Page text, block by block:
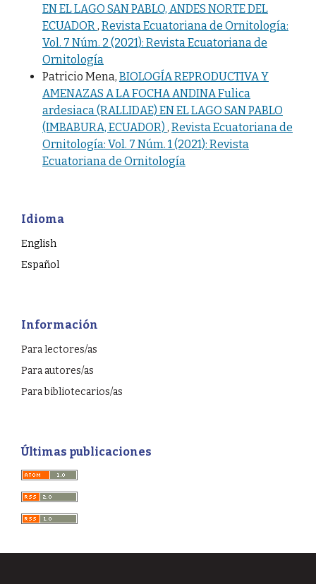
EN EL LAGO SAN PABLO, ANDES NORTE DEL
ECUADOR, Revista Ecuatoriana de Ornitología:
Vol. 7 Núm. 2 (2021): Revista Ecuatoriana de
Ornitología
Patricio Mena, BIOLOGÍA REPRODUCTIVA Y
AMENAZAS A LA FOCHA ANDINA Fulica
ardesiaca (RALLIDAE) EN EL LAGO SAN PABLO
(IMBABURA, ECUADOR) , Revista Ecuatoriana de
Ornitología: Vol. 7 Núm. 1 (2021): Revista
Ecuatoriana de Ornitología
Idioma
English
Español
Información
Para lectores/as
Para autores/as
Para bibliotecarios/as
Últimas publicaciones